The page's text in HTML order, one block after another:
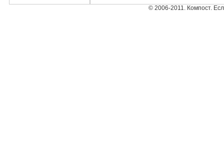
© 2006-2011. Компост.